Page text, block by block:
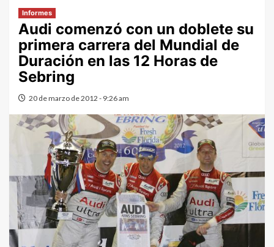
Informes
Audi comenzó con un doblete su
primera carrera del Mundial de
Duración en las 12 Horas de
Sebring
20 de marzo de 2012 - 9:26 am